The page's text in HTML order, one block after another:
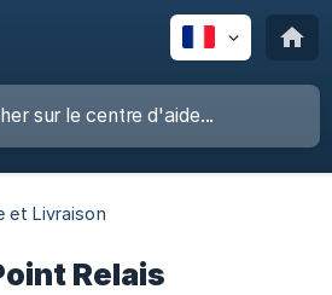
et Livraison
Relais